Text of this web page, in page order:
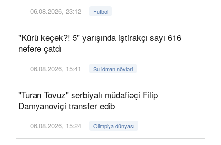
06.08.2026, 23:12 Futbol
"Kürü keçək?! 5" yarışında iştirakçı sayı 616
nəfərə çatdı
06.08.2026, 15:41 Su idman növləri
"Turan Tovuz" serbiyalı müdafiəçi Filip
Damyanoviçi transfer edib
06.08.2026, 15:24 Olimpiya dünyası